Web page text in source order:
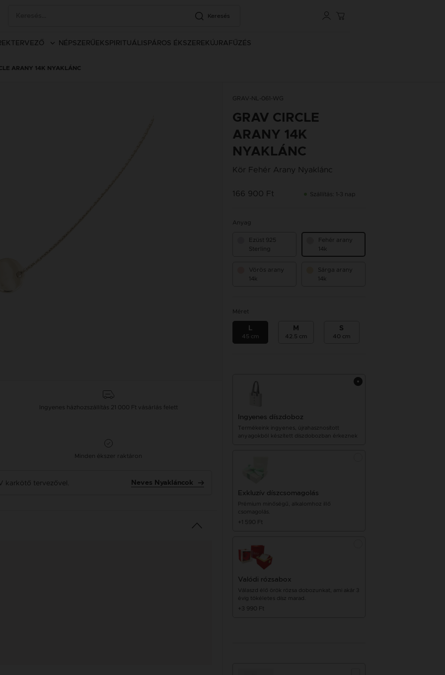
Keresés
TERVEZŐ NÉPSZERŰEK SPIRITUÁLIS PÁROS ÉKSZEREK ÚJRAFŰZÉS
ARANY 14K NYAKLÁNC
Ingyenes házhozszállítás 21 000 Ft vásárlás felett
Minden ékszer raktáron
karkötő tervezővel. Neves Nyakláncok
GRAV-NL-061-WG
GRAV CIRCLE
ARANY 14K
NYAKLÁNC
Kör Fehér Arany Nyaklánc
166 900 Ft Szállítás: 1-3 nap
Anyag
Ezüst 925
Sterling
Fehér arany
14k
Vörös arany
14k
Sárga arany
14k
Méret
L
45 cm
M
42.5 cm
S
40 cm
Ingyenes díszdoboz
Termékeink ingyenes, újrahasznosított
anyagokból készített díszdobozban érkeznek
Exkluzív díszcsomagolás
Prémium minőségű, alkalomhoz illő
csomagolás.
+1 590 Ft
Valódi rózsabox
Válaszd élő örök rózsa dobozunkat, ami akár 3
évig tökéletes dísz marad.
+3 990 Ft